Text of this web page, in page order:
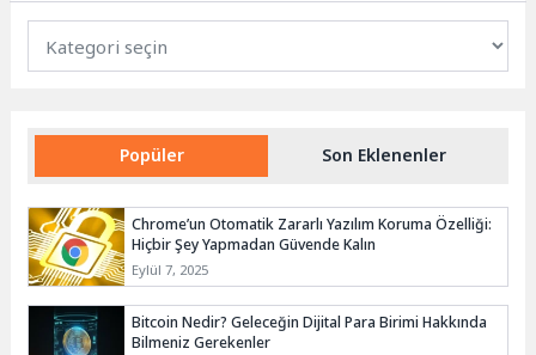
Kategoriler
Popüler Son Eklenenler
Chrome’un Otomatik Zararlı Yazılım Koruma Özelliği:
Hiçbir Şey Yapmadan Güvende Kalın
Eylül 7, 2025
Bitcoin Nedir? Geleceğin Dijital Para Birimi Hakkında
Bilmeniz Gerekenler